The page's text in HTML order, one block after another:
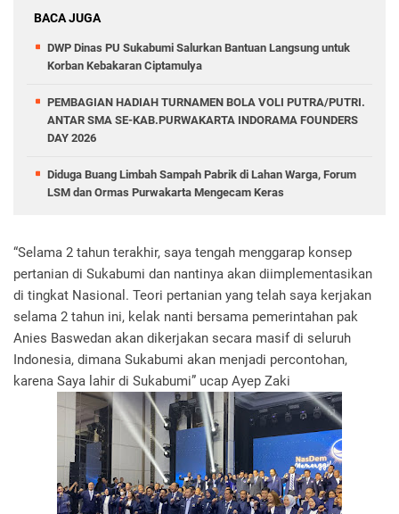
BACA JUGA
DWP Dinas PU Sukabumi Salurkan Bantuan Langsung untuk
Korban Kebakaran Ciptamulya
PEMBAGIAN HADIAH TURNAMEN BOLA VOLI PUTRA/PUTRI.
ANTAR SMA SE-KAB.PURWAKARTA INDORAMA FOUNDERS
DAY 2026
Diduga Buang Limbah Sampah Pabrik di Lahan Warga, Forum
LSM dan Ormas Purwakarta Mengecam Keras
“Selama 2 tahun terakhir, saya tengah menggarap konsep
pertanian di Sukabumi dan nantinya akan diimplementasikan
di tingkat Nasional. Teori pertanian yang telah saya kerjakan
selama 2 tahun ini, kelak nanti bersama pemerintahan pak
Anies Baswedan akan dikerjakan secara masif di seluruh
Indonesia, dimana Sukabumi akan menjadi percontohan,
karena Saya lahir di Sukabumi” ucap Ayep Zaki